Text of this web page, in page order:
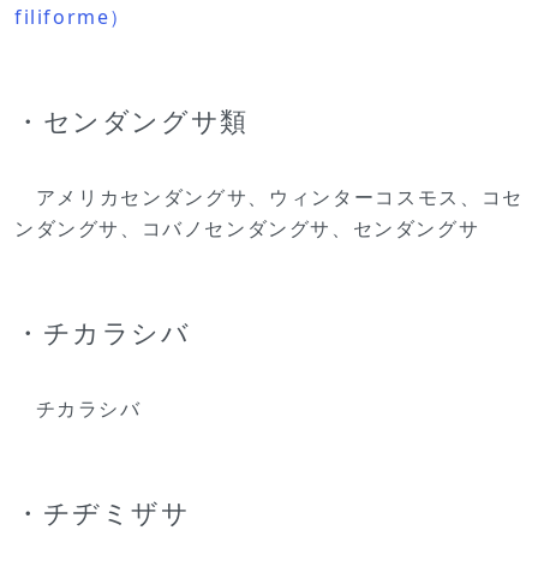
filiforme）
・センダングサ類
アメリカセンダングサ、ウィンターコスモス、コセ
ンダングサ、コバノセンダングサ、センダングサ
・チカラシバ
チカラシバ
・チヂミザサ